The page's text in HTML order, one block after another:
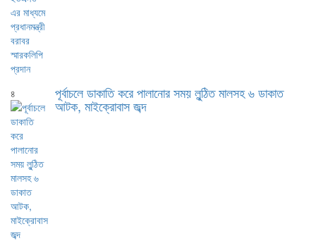
৪ পূর্বাচলে ডাকাতি করে পালানোর সময় লুন্ঠিত মালসহ ৬ ডাকাত
আটক, মাইক্রোবাস জব্দ